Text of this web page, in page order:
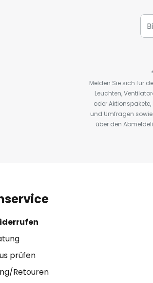
Melden Sie sich für
Leuchten,
oder
und Umfragen
über den
prüfen
Retouren